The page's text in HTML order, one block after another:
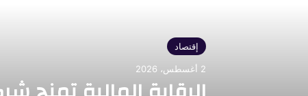
إقتصاد
2 أغسطس، 2026